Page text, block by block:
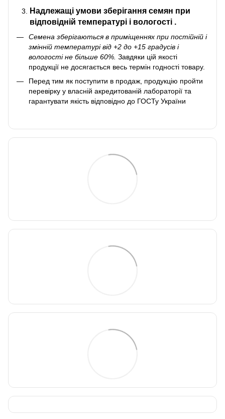
Надлежащі умови зберігання семян при
відповідній температурі і вологості .
Семена зберігаються в приміщеннях при постійній і
змінній температурі від +2 до +15 градусів і
вологості не більше 60%. Завдяки цій якості
продукції не досягається весь термін годності товару.
Перед тим як поступити в продаж, продукцію пройти
перевірку у власній акредитованій лабораторії та
гарантувати якість відповідно до ГОСТу України